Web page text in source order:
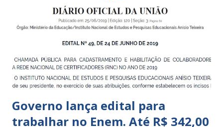
a 5 anos e 11 meses; – CEMEI - Centro Municipal de
Educação Infantil, que recebe crianças de zero a 5 anos e 11
Indígena, e trabalham com cri...
Governo lança edital para
trabalhar no Enem. Até R$ 342,00